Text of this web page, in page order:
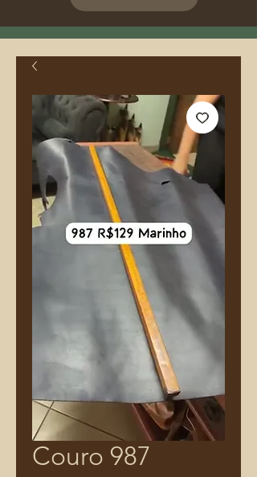
Couro 987